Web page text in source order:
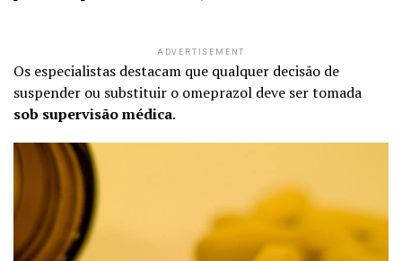
ADVERTISEMENT
Os especialistas destacam que qualquer decisão de
suspender ou substituir o omeprazol deve ser tomada
sob supervisão médica.